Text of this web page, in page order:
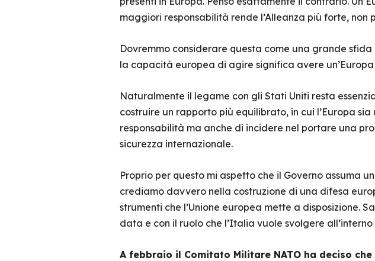
maggiori responsabilità rende l’Alleanza più forte, non
Dovremmo considerare questa come una grande
la capacità europea di agire significa avere
Naturalmente il legame con gli Stati Uniti resta
costruire un rapporto più equilibrato, in cui l’Europa
responsabilità ma anche di incidere nel portare una
sicurezza internazionale.
Proprio per questo mi aspetto che il Governo assuma
crediamo davvero nella costruzione di una difesa
strumenti che l’Unione europea mette a disposizione.
data e con il ruolo che l’Italia vuole svolgere all’interno
A febbraio il Comitato Militare NATO ha deciso